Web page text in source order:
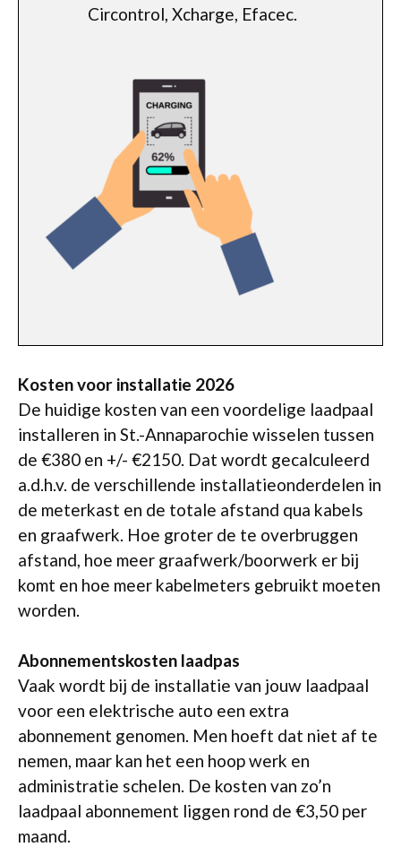
Circontrol, Xcharge, Efacec.
Kosten voor installatie 2026
De huidige kosten van een voordelige laadpaal
installeren in St.-Annaparochie wisselen tussen
de €380 en +/- €2150. Dat wordt gecalculeerd
a.d.h.v. de verschillende installatieonderdelen in
de meterkast en de totale afstand qua kabels
en graafwerk. Hoe groter de te overbruggen
afstand, hoe meer graafwerk/boorwerk er bij
komt en hoe meer kabelmeters gebruikt moeten
worden.
Abonnementskosten laadpas
Vaak wordt bij de installatie van jouw laadpaal
voor een elektrische auto een extra
abonnement genomen. Men hoeft dat niet af te
nemen, maar kan het een hoop werk en
administratie schelen. De kosten van zo’n
laadpaal abonnement liggen rond de €3,50 per
maand.